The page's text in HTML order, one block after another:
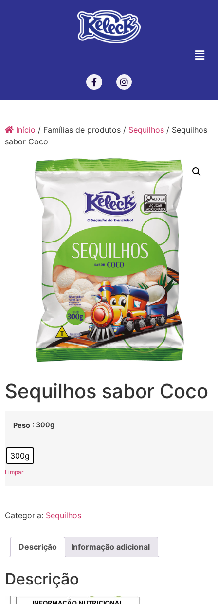
Início / Famílias de produtos / Sequilhos / Sequilhos
sabor Coco
Sequilhos sabor Coco
Peso : 300g
300g
Limpar
Categoria: Sequilhos
Descrição Informação adicional
Descrição